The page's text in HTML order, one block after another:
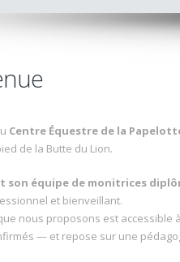
Centre Équestre de la
de la Butte du Lion.
son équipe de monitrices
et bienveillant.
nous proposons est
— et repose sur une